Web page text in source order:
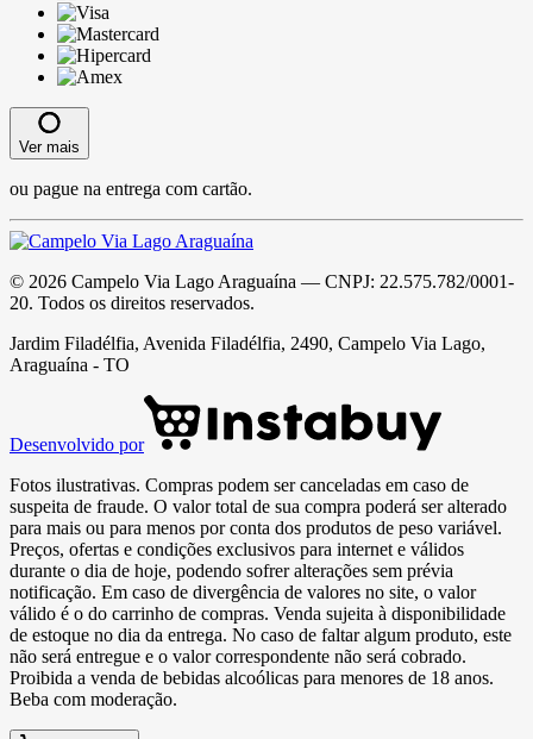
Ver mais
ou pague na entrega com cartão.
© 2026 Campelo Via Lago Araguaína — CNPJ: 22.575.782/0001-
20. Todos os direitos reservados.
Jardim Filadélfia, Avenida Filadélfia, 2490, Campelo Via Lago,
Araguaína - TO
Desenvolvido por
Fotos ilustrativas. Compras podem ser canceladas em caso de
suspeita de fraude. O valor total de sua compra poderá ser alterado
para mais ou para menos por conta dos produtos de peso variável.
Preços, ofertas e condições exclusivos para internet e válidos
durante o dia de hoje, podendo sofrer alterações sem prévia
notificação. Em caso de divergência de valores no site, o valor
válido é o do carrinho de compras. Venda sujeita à disponibilidade
de estoque no dia da entrega. No caso de faltar algum produto, este
não será entregue e o valor correspondente não será cobrado.
Proibida a venda de bebidas alcoólicas para menores de 18 anos.
Beba com moderação.